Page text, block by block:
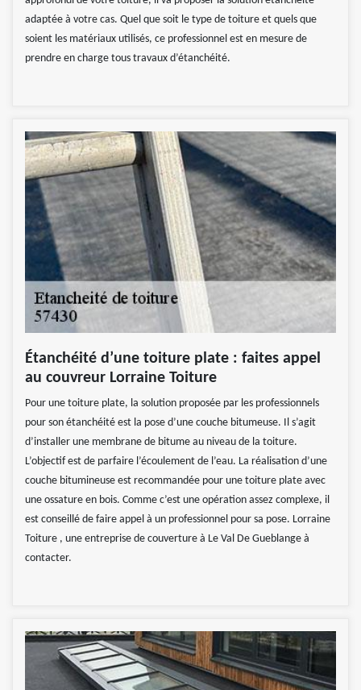
adaptée à votre cas. Quel que soit le type de toiture et quels que
soient les matériaux utilisés, ce professionnel est en mesure de
prendre en charge tous travaux d’étanchéité.
Étanchéité d’une toiture plate : faites appel
au couvreur Lorraine Toiture
Pour une toiture plate, la solution proposée par les professionnels
pour son étanchéité est la pose d’une couche bitumeuse. Il s’agit
d’installer une membrane de bitume au niveau de la toiture.
L’objectif est de parfaire l’écoulement de l’eau. La réalisation d’une
couche bitumineuse est recommandée pour une toiture plate avec
une ossature en bois. Comme c’est une opération assez complexe, il
est conseillé de faire appel à un professionnel pour sa pose. Lorraine
Toiture , une entreprise de couverture à Le Val De Gueblange à
contacter.